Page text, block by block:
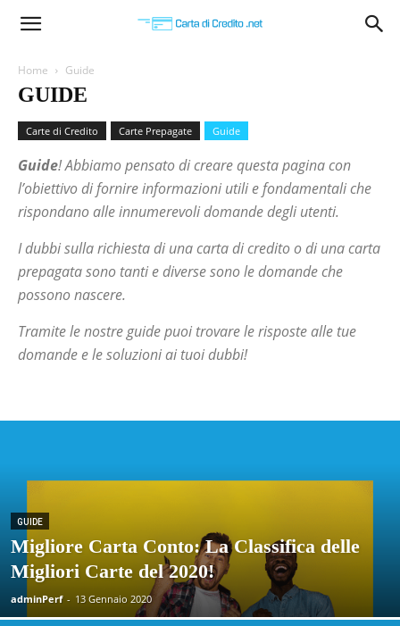
Carta
Home Guide
GUIDE
Carte di Credito Carte Prepagate Guide
Guide! Abbiamo pensato di creare questa pagina con
l’obiettivo di fornire informazioni utili e fondamentali che
rispondano alle innumerevoli domande degli utenti.
I dubbi sulla richiesta di una carta di credito o di una carta
prepagata sono tanti e diverse sono le domande che
possono nascere.
Tramite le nostre guide puoi trovare le risposte alle tue
domande e le soluzioni ai tuoi dubbi!
GUIDE
Migliore Carta Conto: La Classifica delle
Migliori Carte del 2020!
adminPerf - 13 Gennaio 2020